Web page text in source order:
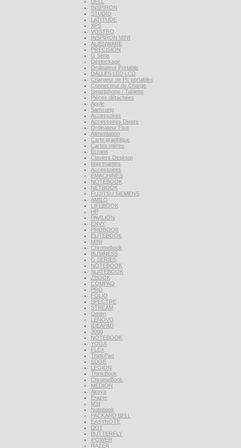
DELL
INSPIRON
STUDIO
LATITUDE
XPS
VOSTRO
INSPIRON MINI
ALIENWARE
PRECISION
G Série
Déstockage
Ordinateur Portable
DALLES LED LCD
Chargeur de Pc portables
Connecteur de Charge
Smartphone / Tablette
Pièces détachées
Apple
Samsung
Accessoires
Accessoires Divers
Ordinateur Fixe
Alimentation
Carte graphique
Cartes mères
Ecrans
Claviers Desktop
Imprimantes
Accessoires
EMACHINES
NOTEBOOK
NETBOOK
FUJITSU SIEMENS
AMILO
LIFEBOOK
HP
PAVILION
ENVY
PROBOOK
ELITEBOOK
MINI
Chromebook
BUSINESS
G SERIES
NOTEBOOK
SLATEBOOK
ZBOOK
COMPAQ
PRO
FOLIO
SPECTRE
STREAM
Omen
LENOVO
IDEAPAD
3000
NOTEBOOK
YOGA
FLEX
ThinkPad
EDGE
LEGION
ThinkBook
ChromeBook
MEDION
Akoya
Erazer
MSI
Notebook
PACKARD BELL
EASYNOTE
DOT
BUTTERFLY
iPOWER
RAZER